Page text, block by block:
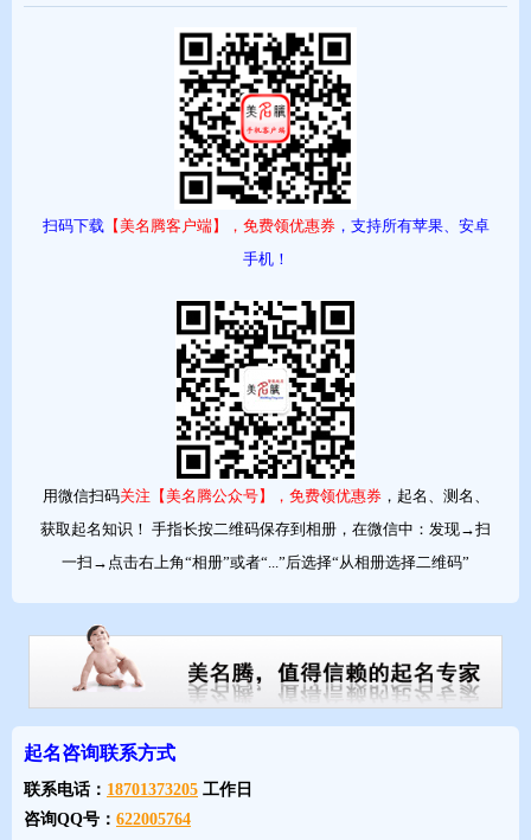
新出生女宝宝名字欣赏
方法有一定了解了，但是新出生的女宝宝适合起什么样的名字呢，
下面是一些新出生女宝宝名字，有内涵，有寓意，名字优雅大方，
彩的意义比较丰富，如称赞夸奖的欢呼声：喝彩；博彩或其他游戏
中给得胜者的奖励：中头彩。一般意义有两个，一是指彩色的丝
绸，例如剪彩、张灯结彩，这个意义上的彩过去写作绕；一是指彩
色、光彩，江淹《别赋》：“日下壁而沉彩，月上轩而飞光。”
薇古指巢菜，《诗经•召南•草虫》：“陟彼南山，言采其激”；又指
花，如蔷总紫藤。人名多取后一层意义。其中单名较多，双名有蒋
秀的义符是禾，本指谷物吐穗开花，白居易《杜陵臾》有“麦苗不
秀多黄花”句；也指草木之花，汉武帝《秋风辞》云：“兰有秀兮菊
有芬，携佳人兮不能忘”；又指高出，古语有：“木秀于林，风必折
之”，引申指才能出众、优秀；此外还有美好、秀丽，欧阳修《醉
扫码下载【美名腾客户端】，免费领优惠券，支持所有苹果、安卓
手机！
用微信扫码关注【美名腾公众号】，免费领优惠券，起名、测名、
获取起名知识！ 手指长按二维码保存到相册，在微信中：发现→扫
一扫→点击右上角“相册”或者“...”后选择“从相册选择二维码”
起名咨询联系方式
联系电话： 18701373205 工作日
咨询QQ号： 622005764